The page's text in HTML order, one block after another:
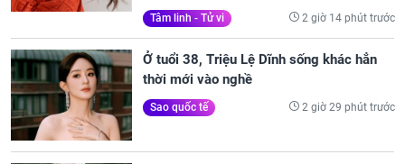
Tâm linh - Tử vi 2 giờ 14 phút trước
Ở tuổi 38, Triệu Lệ Dĩnh sống khác hẳn
thời mới vào nghề
Sao quốc tế 2 giờ 29 phút trước